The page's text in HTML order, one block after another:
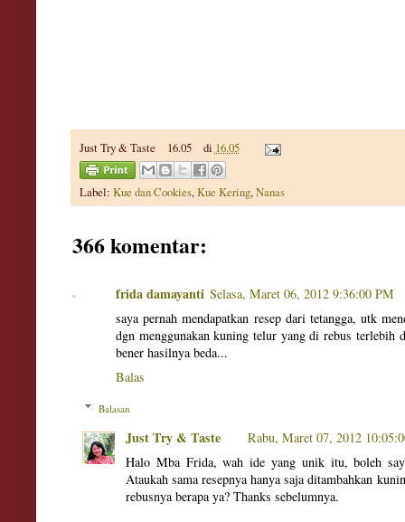
Just Try & Taste 16.05 di 16.05
Label: Kue dan Cookies,Kue Kering,Nanas
366 komentar:
frida damayanti Selasa, Maret 06, 2012 9:36:00 PM
saya pernah mendapatkan resep dari tetangga, utk
dgn menggunakan kuning telur yang di rebus terlebih
bener hasilnya beda...
Balas
Balasan
Just Try & Taste
Rabu, Maret 07, 2012
Halo Mba Frida, wah ide yang unik itu, boleh
Ataukah sama resepnya hanya saja ditambahkan
rebusnya berapa ya? Thanks sebelumnya.